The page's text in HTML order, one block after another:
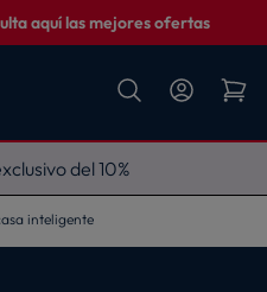
aquí las mejores ofertas
del 10%
inteligente